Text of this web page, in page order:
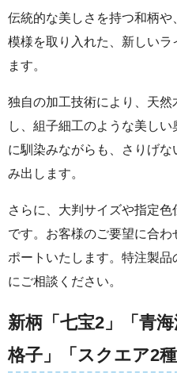
伝統的な美しさを持つ和柄
模様を取り入れた、新しいラ
ます。
独自の加工技術により、天然
し、組子細工のような美し
に馴染みながらも、さりげ
み出します。
さらに、大判サイズや指定
です。お客様のご要望に合
ポートいたします。特注製
にご相談ください。
新柄「七宝2」「青
格子」「スクエア2種